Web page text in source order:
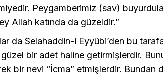
Peygamberimiz (sav)
Allah katında da güzeldir.”
da Selahaddin-i Eyyübi’den bu
güzel bir adet haline getirmişlerdir.
bir nevi “İcma” etmişlerdir. Bundan